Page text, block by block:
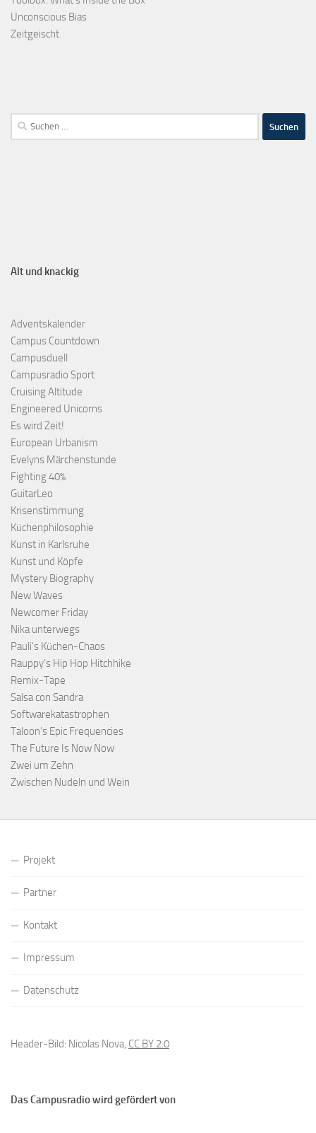
Unconscious Bias
Zeitgeischt
Alt und knackig
Adventskalender
Campus Countdown
Campusduell
Campusradio Sport
Cruising Altitude
Engineered Unicorns
Es wird Zeit!
European Urbanism
Evelyns Märchenstunde
Fighting 40%
GuitarLeo
Krisenstimmung
Küchenphilosophie
Kunst in Karlsruhe
Kunst und Köpfe
Mystery Biography
New Waves
Newcomer Friday
Nika unterwegs
Pauli's Küchen-Chaos
Rauppy’s Hip Hop Hitchhike
Remix-Tape
Salsa con Sandra
Softwarekatastrophen
Taloon’s Epic Frequencies
The Future Is Now Now
Zwei um Zehn
Zwischen Nudeln und Wein
Projekt
Partner
Kontakt
Impressum
Datenschutz
Header-Bild: Nicolas Nova, CC BY 2.0
Das Campusradio wird gefördert von